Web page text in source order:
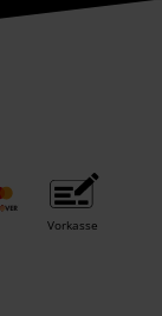
Vorkasse